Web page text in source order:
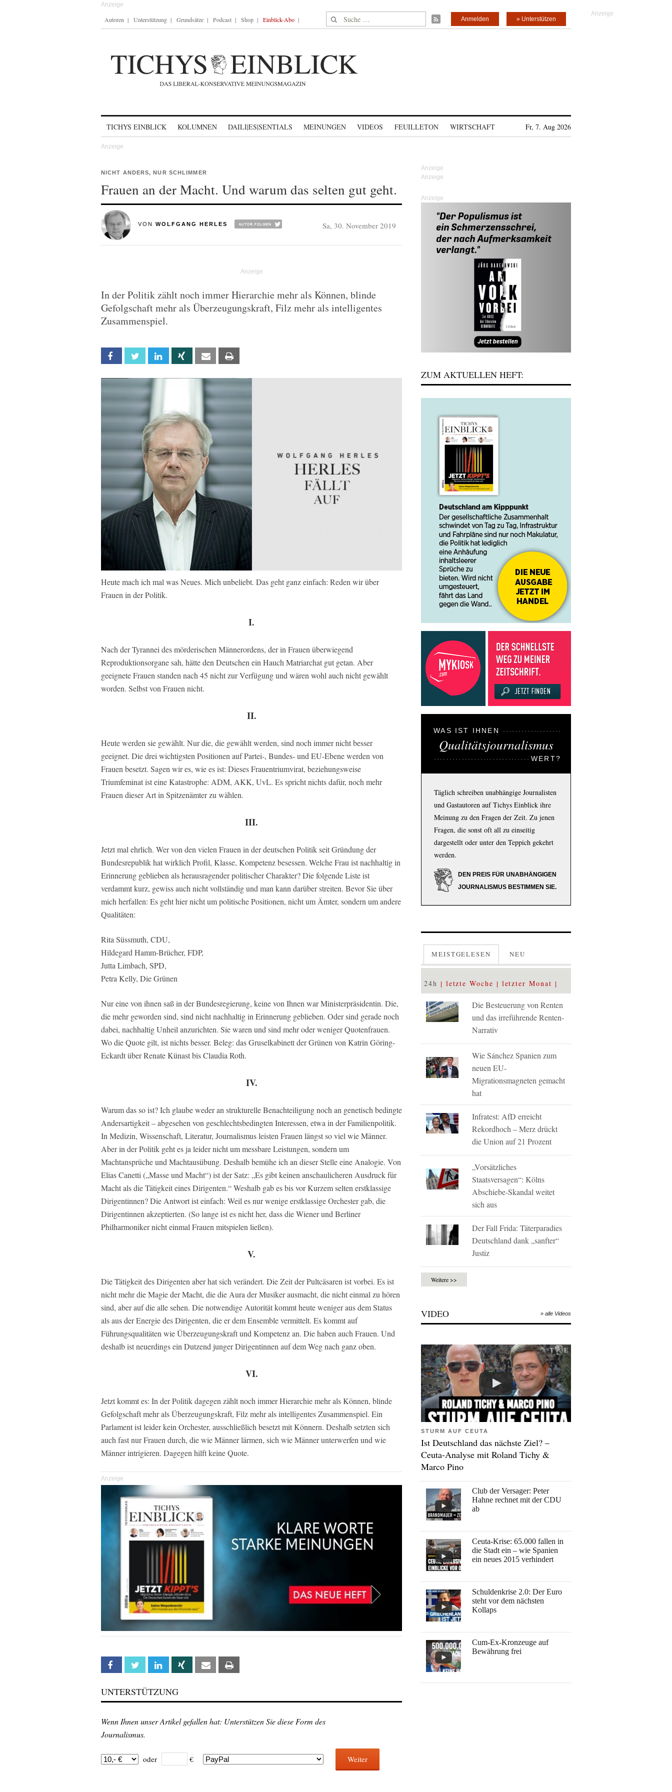
Autoren Unterstützung Grundsätze Podcast Shop Einblick-Abo Suche nach: » Unterstützen
Anmelden
TICHYS EINBLICK KOLUMNEN DAILI|ES|SENTIALS MEINUNGEN VIDEOS FEUILLETON WIRTSCHAFT Fr, 7. Aug 2026
NICHT ANDERS, NUR SCHLIMMER
Frauen an der Macht. Und warum das selten gut geht.
VON WOLFGANG HERLES Sa, 30. November 2019
In der Politik zählt noch immer Hierarchie mehr als Können, blinde
Gefolgschaft mehr als Überzeugungskraft, Filz mehr als intelligentes
Zusammenspiel.
Facebook Twitter Linkedin Xing Email
Heute mach ich mal was Neues. Mich unbeliebt. Das geht ganz einfach: Reden wir über
Frauen in der Politik.
I.
Nach der Tyrannei des mörderischen Männerordens, der in Frauen überwiegend
Reproduktionsorgane sah, hätte den Deutschen ein Hauch Matriarchat gut getan. Aber
geeignete Frauen standen nach 45 nicht zur Verfügung und wären wohl auch nicht gewählt
worden. Selbst von Frauen nicht.
II.
Heute werden sie gewählt. Nur die, die gewählt werden, sind noch immer nicht besser
geeignet. Die drei wichtigsten Positionen auf Partei-, Bundes- und EU-Ebene werden von
Frauen besetzt. Sagen wir es, wie es ist: Dieses Frauentriumvirat, beziehungsweise
Triumfeminat ist eine Katastrophe: ADM, AKK, UvL. Es spricht nichts dafür, noch mehr
Frauen dieser Art in Spitzenämter zu wählen.
III.
Jetzt mal ehrlich. Wer von den vielen Frauen in der deutschen Politik seit Gründung der
Bundesrepublik hat wirklich Profil, Klasse, Kompetenz besessen. Welche Frau ist nachhaltig in
Erinnerung geblieben als herausragender politischer Charakter? Die folgende Liste ist
verdammt kurz, gewiss auch nicht vollständig und man kann darüber streiten. Bevor Sie über
mich herfallen: Es geht hier nicht um politische Positionen, nicht um Ämter, sondern um andere
Qualitäten:
Rita Süssmuth, CDU,
Hildegard Hamm-Brücher, FDP,
Jutta Limbach, SPD,
Petra Kelly, Die Grünen
Nur eine von ihnen saß in der Bundesregierung, keine von Ihnen war Ministerpräsidentin. Die,
die mehr geworden sind, sind nicht nachhaltig in Erinnerung geblieben. Oder sind gerade noch
dabei, nachhaltig Unheil anzurichten. Sie waren und sind mehr oder weniger Quotenfrauen.
Wo die Quote gilt, ist nichts besser. Beleg: das Gruselkabinett der Grünen von Katrin Göring-
Eckardt über Renate Künast bis Claudia Roth.
IV.
Warum das so ist? Ich glaube weder an strukturelle Benachteiligung noch an genetisch bedingte
Andersartigkeit – abgesehen von geschlechtsbedingten Interessen, etwa in der Familienpolitik.
In Medizin, Wissenschaft, Literatur, Journalismus leisten Frauen längst so viel wie Männer.
Aber in der Politik geht es ja leider nicht um messbare Leistungen, sondern um
Machtansprüche und Machtausübung. Deshalb bemühe ich an dieser Stelle eine Analogie. Von
Elias Canetti („Masse und Macht“) ist der Satz: „Es gibt keinen anschaulicheren Ausdruck für
Macht als die Tätigkeit eines Dirigenten.“ Weshalb gab es bis vor Kurzem selten erstklassige
Dirigentinnen? Die Antwort ist einfach: Weil es nur wenige erstklassige Orchester gab, die
Dirigentinnen akzeptierten. (So lange ist es nicht her, dass die Wiener und Berliner
Philharmoniker nicht einmal Frauen mitspielen ließen).
V.
Die Tätigkeit des Dirigenten aber hat sich verändert. Die Zeit der Pultcäsaren ist vorbei. Es ist
nicht mehr die Magie der Macht, die die Aura der Musiker ausmacht, die nicht einmal zu hören
sind, aber auf die alle sehen. Die notwendige Autorität kommt heute weniger aus dem Status
als aus der Energie des Dirigenten, die er dem Ensemble vermittelt. Es kommt auf
Führungsqualitäten wie Überzeugungskraft und Kompetenz an. Die haben auch Frauen. Und
deshalb ist neuerdings ein Dutzend junger Dirigentinnen auf dem Weg nach ganz oben.
VI.
Jetzt kommt es: In der Politik dagegen zählt noch immer Hierarchie mehr als Können, blinde
Gefolgschaft mehr als Überzeugungskraft, Filz mehr als intelligentes Zusammenspiel. Ein
Parlament ist leider kein Orchester, ausschließlich besetzt mit Könnern. Deshalb setzten sich
auch fast nur Frauen durch, die wie Männer lärmen, sich wie Männer unterwerfen und wie
Männer intrigieren. Dagegen hilft keine Quote.
Anzeige
Facebook Twitter Linkedin Xing Email
UNTERSTÜTZUNG
Wenn Ihnen unser Artikel gefallen hat: Unterstützen Sie diese Form des
Journalismus.
oder € Weiter
Anzeige
ZUM AKTUELLEN HEFT:
WAS IST IHNEN
Qualitätsjournalismus
WERT?
Täglich schreiben unabhängige Journalisten
und Gastautoren auf Tichys Einblick ihre
Meinung zu den Fragen der Zeit. Zu jenen
Fragen, die sonst oft all zu einseitig
dargestellt oder unter den Teppich gekehrt
werden.
DEN PREIS FÜR UNABHÄNGIGEN
JOURNALISMUS BESTIMMEN SIE.
MEISTGELESEN NEU
24h letzte Woche letzter Monat
Die Besteuerung von Renten
und das irreführende Renten-
Narrativ
Wie Sánchez Spanien zum
neuen EU-
Migrationsmagneten gemacht
hat
Infratest: AfD erreicht
Rekordhoch – Merz drückt
die Union auf 21 Prozent
„Vorsätzliches
Staatsversagen“: Kölns
Abschiebe-Skandal weitet
sich aus
Der Fall Frida: Täterparadies
Deutschland dank „sanfter“
Justiz
Weitere >>
VIDEO » alle Videos
STURM AUF CEUTA
Ist Deutschland das nächste Ziel? –
Ceuta-Analyse mit Roland Tichy &
Marco Pino
Club der Versager: Peter
Hahne rechnet mit der CDU
ab
Ceuta-Krise: 65.000 fallen in
die Stadt ein – wie Spanien
ein neues 2015 verhindert
Schuldenkrise 2.0: Der Euro
steht vor dem nächsten
Kollaps
Cum-Ex-Kronzeuge auf
Bewährung frei